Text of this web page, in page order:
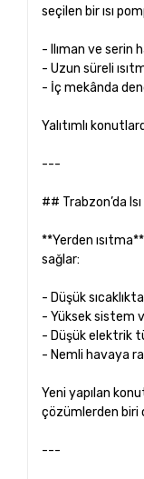
seçilen bir ısı
- Ilıman ve serin
- Uzun süreli
- İç mekânda
Yalıtımlı
---
## Trabzon’da
**Yerden
sağlar:
- Düşük
- Yüksek sistem
- Düşük elektrik
- Nemli havaya
Yeni yapılan
çözümlerden biri
---